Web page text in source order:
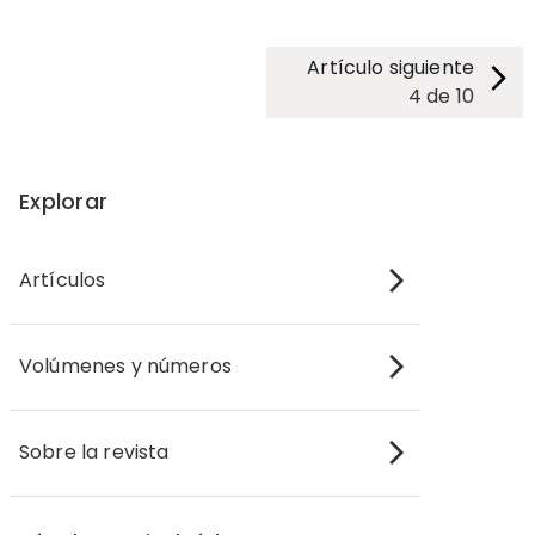
Artículo siguiente
4 de 10
Explorar
Artículos
Volúmenes y números
Sobre la revista